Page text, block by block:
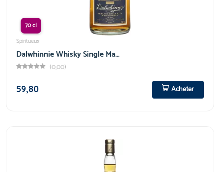
70 cl
Spiritueux
Dalwhinnie Whisky Single Ma…
(0,00)
59,80
Acheter